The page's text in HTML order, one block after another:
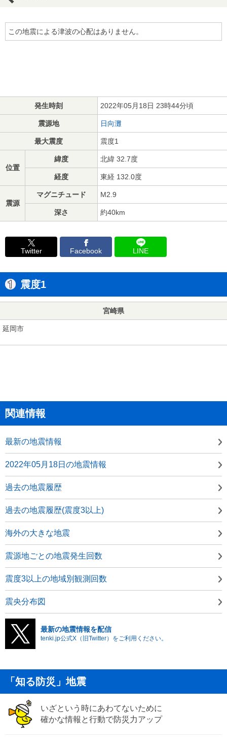
この地震による津波の心配はありません。
発生時刻 2022年05月18日 23時44分頃
震源地 日向灘
最大震度 震度1
位置
緯度 北緯 32.7度
経度 東経 132.0度
震源
マグニチュード M2.9
深さ 約40km
Twitter Facebook LINE
震度1
宮崎県
延岡市
関連情報
最新の地震情報
2022年05月18日の地震情報
過去の地震履歴
過去の地震履歴(震度3以上)
海外の大きな地震
震源地ごとの地震発生回数
震度3以上の地域別観測回数
震央分布図
最新の地震情報を配信
tenki.jp公式X（旧Twitter）をご利用ください。
「知る防災」地震
いざという時にあわてないために
確かな情報と行動で防災力アップ